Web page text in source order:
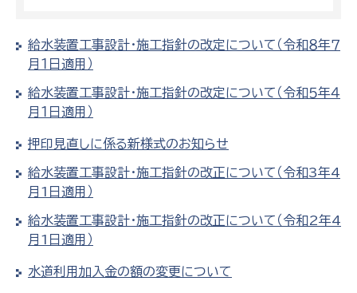
給水装置工事設計・施工指針の改定について（令和８年７
月１日適用）
給水装置工事設計・施工指針の改定について（令和５年４
月１日適用）
押印見直しに係る新様式のお知らせ
給水装置工事設計・施工指針の改正について（令和3年4
月1日適用）
給水装置工事設計・施工指針の改正について（令和2年4
月1日適用）
水道利用加入金の額の変更について